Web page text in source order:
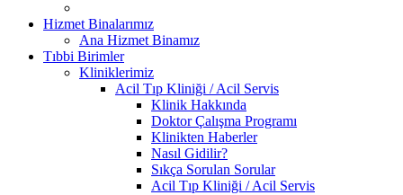
Hizmet Binalarımız
Ana Hizmet Binamız
Tıbbi Birimler
Kliniklerimiz
Acil Tıp Kliniği / Acil Servis
Klinik Hakkında
Doktor Çalışma Programı
Klinikten Haberler
Nasıl Gidilir?
Sıkça Sorulan Sorular
Acil Tıp Kliniği / Acil Servis